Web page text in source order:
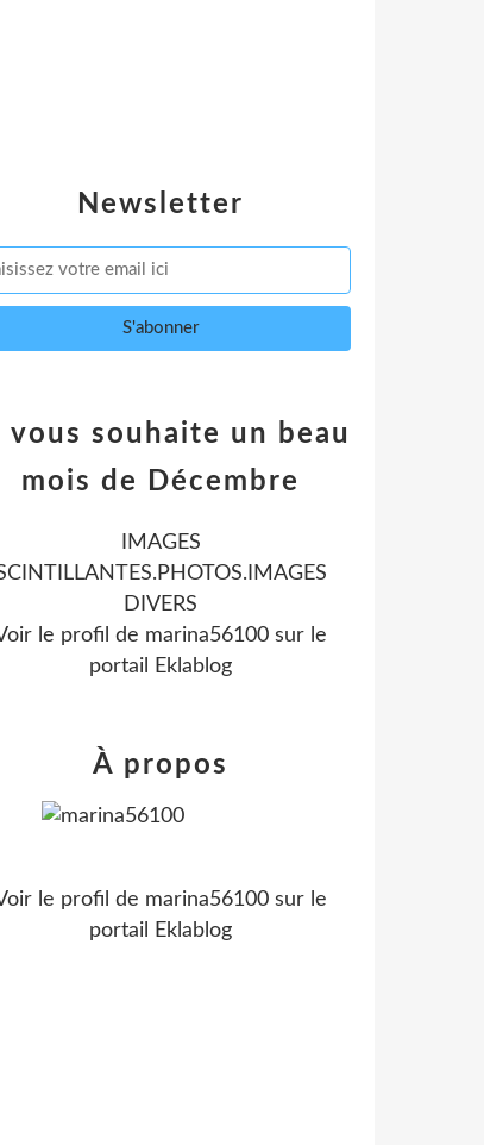
Newsletter
vous souhaite un beau
mois de Décembre
IMAGES
DIVERS
le profil de marina56100 sur le
portail Eklablog
À propos
le profil de marina56100 sur le
portail Eklablog